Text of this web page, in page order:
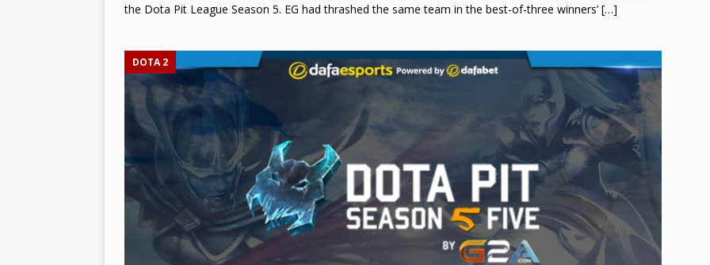
the Dota Pit League Season 5. EG had thrashed the same team in the best-of-three winners’ […]
DOTA 2